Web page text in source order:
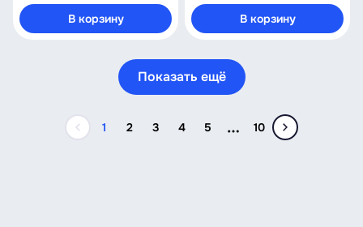
В корзину В корзину
Показать ещё
1 2 3 4 5 10